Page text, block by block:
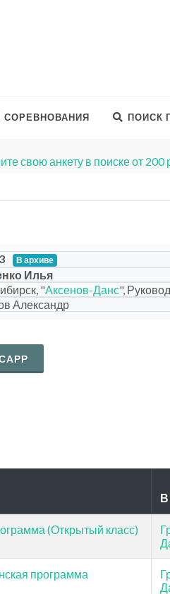
СОРЕВНОВАНИЯ ПОИСК
свою анкету в поиске от 200
В архиве
Илья
"Аксенов-Данс",
Александр
В
(Открытый класс)
программа